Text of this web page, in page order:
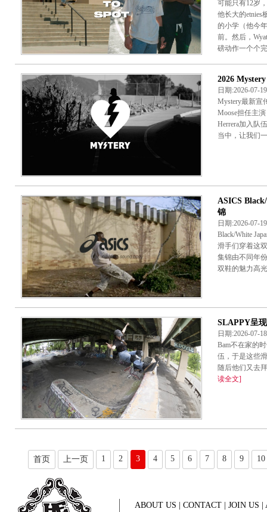
可能只有12岁
他长大的etnies
的小学（他今
前。然后，
磅动作一个个
2026
日期:2026-
Mystery最新宣
Moose担任主演
Herrera加入队
当中，让我们
ASICS
锦
日期:2026-
Black/White
滑手们穿着这
集锦由不同年
双鞋的魅力高
SLAPPY呈
日期:2026-
Bam不在家的
伍，于是这些
随后他们又去
读全文]
首页 上一页 1 2 3 4 5 6 7 8 9 10
ABOUT US CONTACT JOIN US